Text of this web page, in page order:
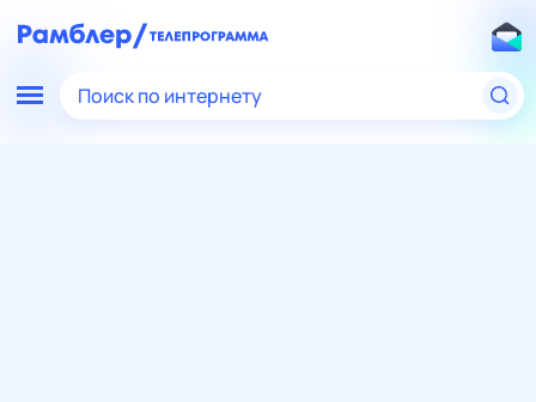
Поиск по интернету